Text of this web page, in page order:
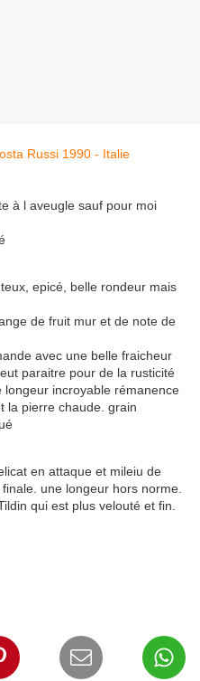
à l aveugle sauf pour moi
epicé, belle rondeur mais
de fruit mur et de note de
avec une belle fraicheur
paraitre pour de la rusticité
incroyable rémanence
la pierre chaude. grain
en attaque et mileiu de
une longeur hors norme.
qui est plus velouté et fin.